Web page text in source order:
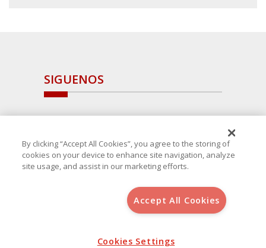
SIGUENOS
, S.L.U.(B-64405731) c/ San Norberto
Aviso Legal
Política de Cookies
By clicking “Accept All Cookies”, you agree to the storing of
cookies on your device to enhance site navigation, analyze
site usage, and assist in our marketing efforts.
Accept All Cookies
Cookies Settings